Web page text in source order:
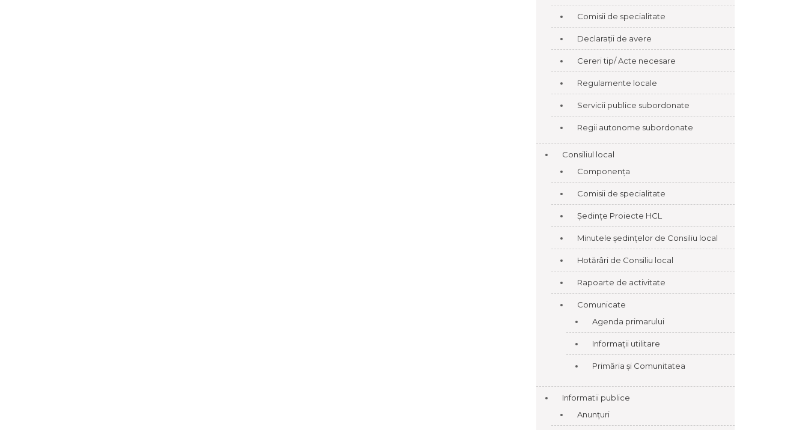
Comisii de specialitate
Declarații de avere
Cereri tip/ Acte necesare
Regulamente locale
Servicii publice subordonate
Regii autonome subordonate
Consiliul local
Componența
Comisii de specialitate
Ședințe Proiecte HCL
Minutele ședințelor de Consiliu local
Hotărâri de Consiliu local
Rapoarte de activitate
Comunicate
Agenda primarului
Informații utilitare
Primăria și Comunitatea
Informatii publice
Anunțuri